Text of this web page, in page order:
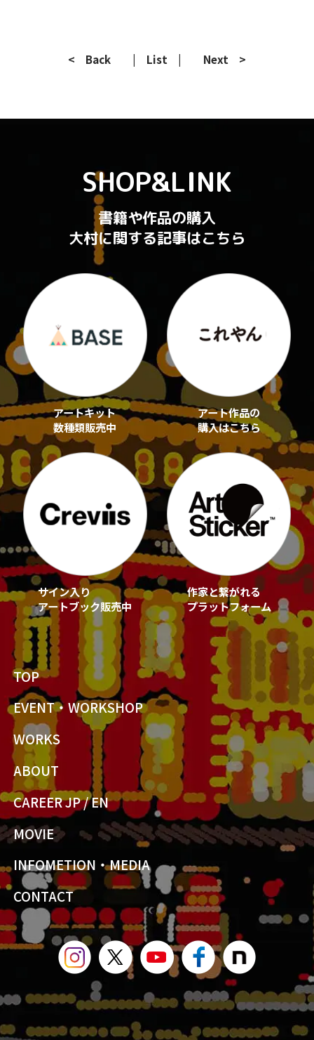
< Back | List | Next >
SHOP&LINK
書籍や作品の購入
大村に関する記事はこちら
アートキット
数種類販売中
アート作品の
購入はこちら
サイン入り
アートブック販売中
作家と繋がれる
プラットフォーム
TOP
EVENT・WORKSHOP
WORKS
ABOUT
CAREER JP/EN
MOVIE
INFOMETION・MEDIA
CONTACT